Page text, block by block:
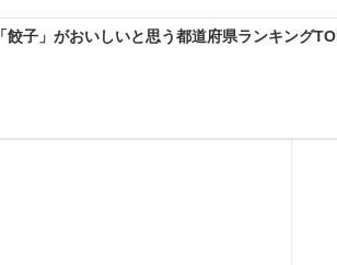
「餃子」がおいしいと思う都道府県ランキング